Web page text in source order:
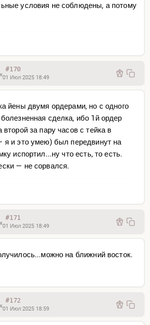
условия не соблюдены, а потому
#170
01 Июл 2025 18:49
йены двумя ордерами, но с одного
сделка, ибо 1й ордер
второй за пару часов с тейка в
я и это умею) был передвинут на
испортил...ну что есть, то есть.
— не сорвался.
#171
01 Июл 2025 18:49
на ближний восток.
#172
01 Июл 2025 18:59